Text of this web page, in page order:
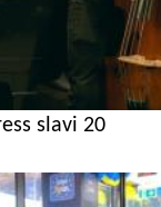
slavi 20